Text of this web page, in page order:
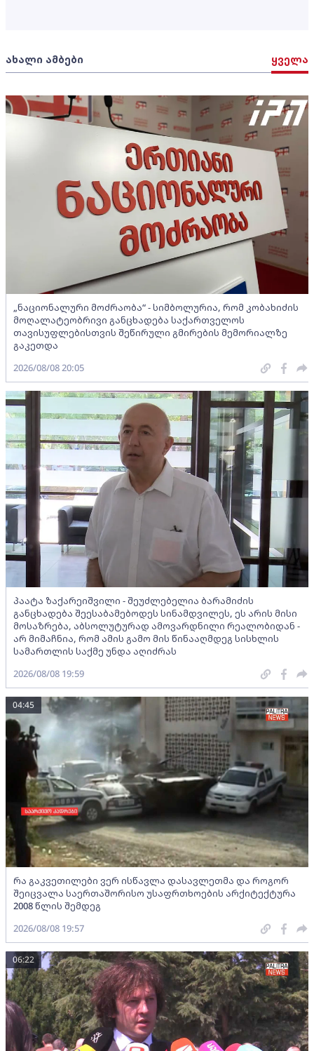
ახალი ამბები ყველა
„ნაციონალური მოძრაობა“ - სიმბოლურია, რომ კობახიძის
მოღალატეობრივი განცხადება საქართველოს
თავისუფლებისთვის შეწირული გმირების მემორიალზე
გაკეთდა
2026/08/08 20:05
პაატა ზაქარეიშვილი - შეუძლებელია ბარამიძის
განცხადება შეესაბამებოდეს სინამდვილეს, ეს არის მისი
მოსაზრება, აბსოლუტურად ამოვარდნილი რეალობიდან -
არ მიმაჩნია, რომ ამის გამო მის წინააღმდეგ სისხლის
სამართლის საქმე უნდა აღიძრას
2026/08/08 19:59
რა გაკვეთილები ვერ ისწავლა დასავლეთმა და როგორ
შეიცვალა საერთაშორისო უსაფრთხოების არქიტექტურა
2008 წლის შემდეგ
04:45
2026/08/08 19:57
06:22